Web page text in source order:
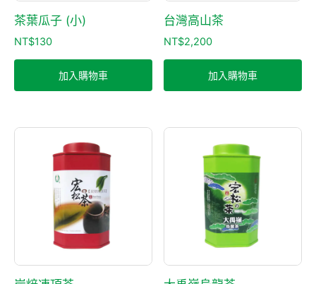
茶葉瓜子 (小)
NT$130
加入購物車
台灣高山茶
NT$2,200
加入購物車